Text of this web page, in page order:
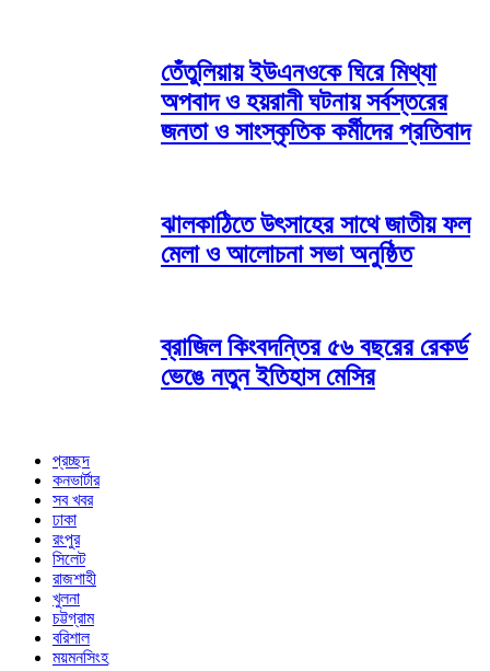
তেঁতুলিয়ায় ইউএনওকে ঘিরে মিথ্যা
অপবাদ ও হয়রানী ঘটনায় সর্বস্তরের
জনতা ও সাংস্কৃতিক কর্মীদের প্রতিবাদ
ঝালকাঠিতে উৎসাহের সাথে জাতীয় ফল
মেলা ও আলোচনা সভা অনুষ্ঠিত
ব্রাজিল কিংবদন্তির ৫৬ বছরের রেকর্ড
ভেঙে নতুন ইতিহাস মেসির
প্রচ্ছদ
কনভার্টার
সব খবর
ঢাকা
রংপুর
সিলেট
রাজশাহী
খুলনা
চট্টগ্রাম
বরিশাল
ময়মনসিংহ